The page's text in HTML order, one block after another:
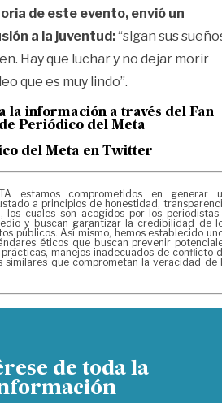
de este evento, envió un
a la juventud:“sigan sus
Hay que luchar y no dejar morir
que es muy lindo”.
la información a través del Fan
Periódico del Meta
del Meta en Twitter
estamos comprometidos en generar
a principios de honestidad,
los cuales son acogidos por los periodistas
y buscan garantizar la credibilidad de
públicos. Así mismo, hemos establecido
éticos que buscan prevenir
manejos inadecuados de conflicto
similares que comprometan la veracidad de
de toda la